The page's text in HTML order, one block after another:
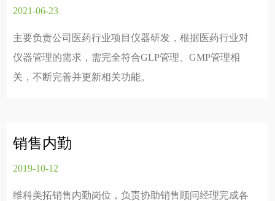
2021-06-23
主要负责公司医药行业项目仪器研发，根据医药行业对
仪器管理的需求，需完全符合GLP管理、GMP管理相
关，不断完善并更新相关功能。
销售内勤
2019-10-12
维科美拓销售内勤岗位，负责协助销售顾问经理完成各